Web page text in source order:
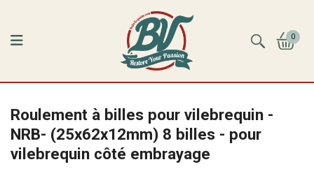
0
Roulement à billes pour vilebrequin -
NRB- (25x62x12mm) 8 billes - pour
vilebrequin côté embrayage